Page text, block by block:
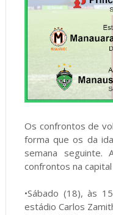
Os confrontos de
forma que os da
semana
confrontos na
•Sábado (18), às
estádio Carlos